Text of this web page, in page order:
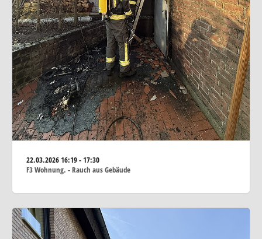
22.03.202616:19 - 17:30
F3 Wohnung. - Rauch aus Gebäude